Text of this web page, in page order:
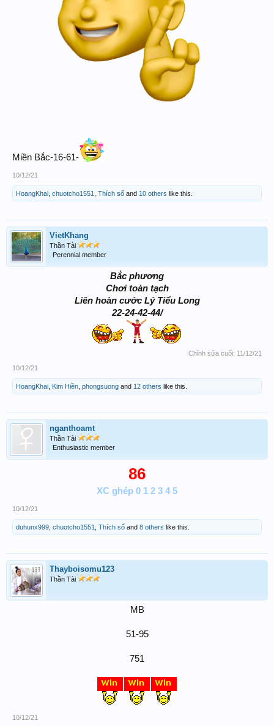
Miền Bắc-16-61-
10/12/21
HoangKhai chuotcho1551 Thích số and 10 others like this.
VietKhang
Thần Tài
Perennial member
Bắc phương
Chơi toàn tạch
Liên hoàn cước Lý Tiểu Long
22-24-42-44/
Chỉnh sửa cuối: 11/12/21
10/12/21
HoangKhai Kim Hiền phongsuong and 12 others like this.
nganthoamt
Thần Tài
Enthusiastic member
86
XC ghép 0 1 2 3 4 5
10/12/21
duhunx999 chuotcho1551 Thích số and 8 others like this.
Thayboisomu123
Thần Tài
MB
51-95
751
10/12/21